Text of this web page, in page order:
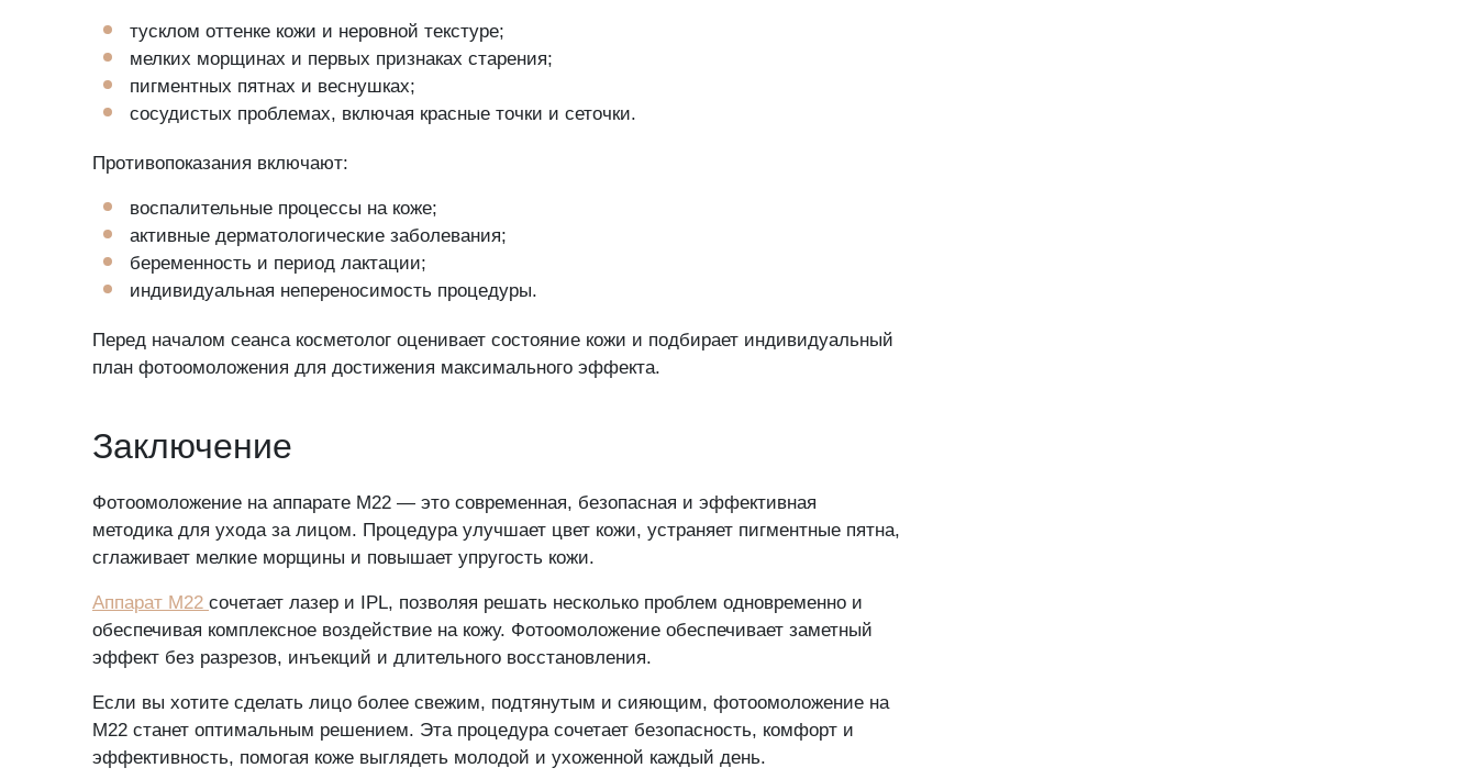
тусклом оттенке кожи и неровной текстуре;
мелких морщинах и первых признаках старения;
пигментных пятнах и веснушках;
сосудистых проблемах, включая красные точки и сеточки.
Противопоказания включают:
воспалительные процессы на коже;
активные дерматологические заболевания;
беременность и период лактации;
индивидуальная непереносимость процедуры.
Перед началом сеанса косметолог оценивает состояние кожи и подбирает индивидуальный
план фотоомоложения для достижения максимального эффекта.
Заключение
Фотоомоложение на аппарате M22 — это современная, безопасная и эффективная
методика для ухода за лицом. Процедура улучшает цвет кожи, устраняет пигментные пятна,
сглаживает мелкие морщины и повышает упругость кожи.
Аппарат M22 сочетает лазер и IPL, позволяя решать несколько проблем одновременно и
обеспечивая комплексное воздействие на кожу. Фотоомоложение обеспечивает заметный
эффект без разрезов, инъекций и длительного восстановления.
Если вы хотите сделать лицо более свежим, подтянутым и сияющим, фотоомоложение на
M22 станет оптимальным решением. Эта процедура сочетает безопасность, комфорт и
эффективность, помогая коже выглядеть молодой и ухоженной каждый день.
лицам
Я даю согласие на обработку персональных данных и принимаю условия
Политики обработки данных
Оставьте свой отзыв
Мы будем рады, если вы поделитесь своим мнением!
Пожалуйста, представьтесь
Никакой рекламы и спама